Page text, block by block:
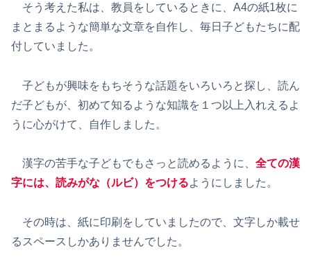
そう考えた私は、教員をしているときに、A4の紙1枚に
まとまるような簡単な文章を自作し、毎日子どもたちに配
付していました。
子どもが興味をもちそうな話題をいろいろと探し、読ん
だ子どもが、初めて知るような知識を１つ以上入れえるよ
うに心がけて、自作しました。
漢字の苦手な子どもでもさっと読めるように、 全ての漢
字には、読みがな（ルビ）をつけるようにしました。
その時は、紙に印刷をしていましたので、文字しか載せ
るスペースしかありませんでした。